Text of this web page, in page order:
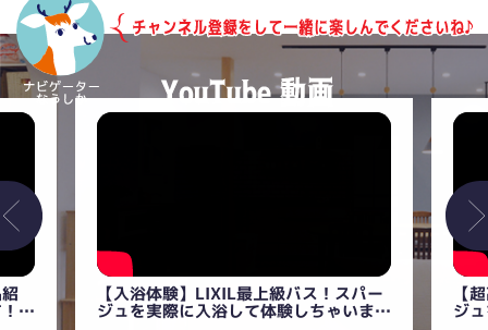
【入浴体験】LIXIL最上級バス！スパー
ジュを実際に入浴して体験しちゃいま
【超
ジュ